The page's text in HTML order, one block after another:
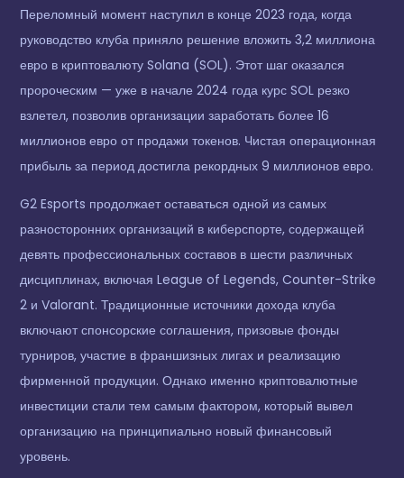
Переломный момент наступил в конце 2023 года, когда
руководство клуба приняло решение вложить 3,2 миллиона
евро в криптовалюту Solana (SOL). Этот шаг оказался
пророческим — уже в начале 2024 года курс SOL резко
взлетел, позволив организации заработать более 16
миллионов евро от продажи токенов. Чистая операционная
прибыль за период достигла рекордных 9 миллионов евро.
G2 Esports продолжает оставаться одной из самых
разносторонних организаций в киберспорте, содержащей
девять профессиональных составов в шести различных
дисциплинах, включая League of Legends, Counter-Strike
2 и Valorant. Традиционные источники дохода клуба
включают спонсорские соглашения, призовые фонды
турниров, участие в франшизных лигах и реализацию
фирменной продукции. Однако именно криптовалютные
инвестиции стали тем самым фактором, который вывел
организацию на принципиально новый финансовый
уровень.